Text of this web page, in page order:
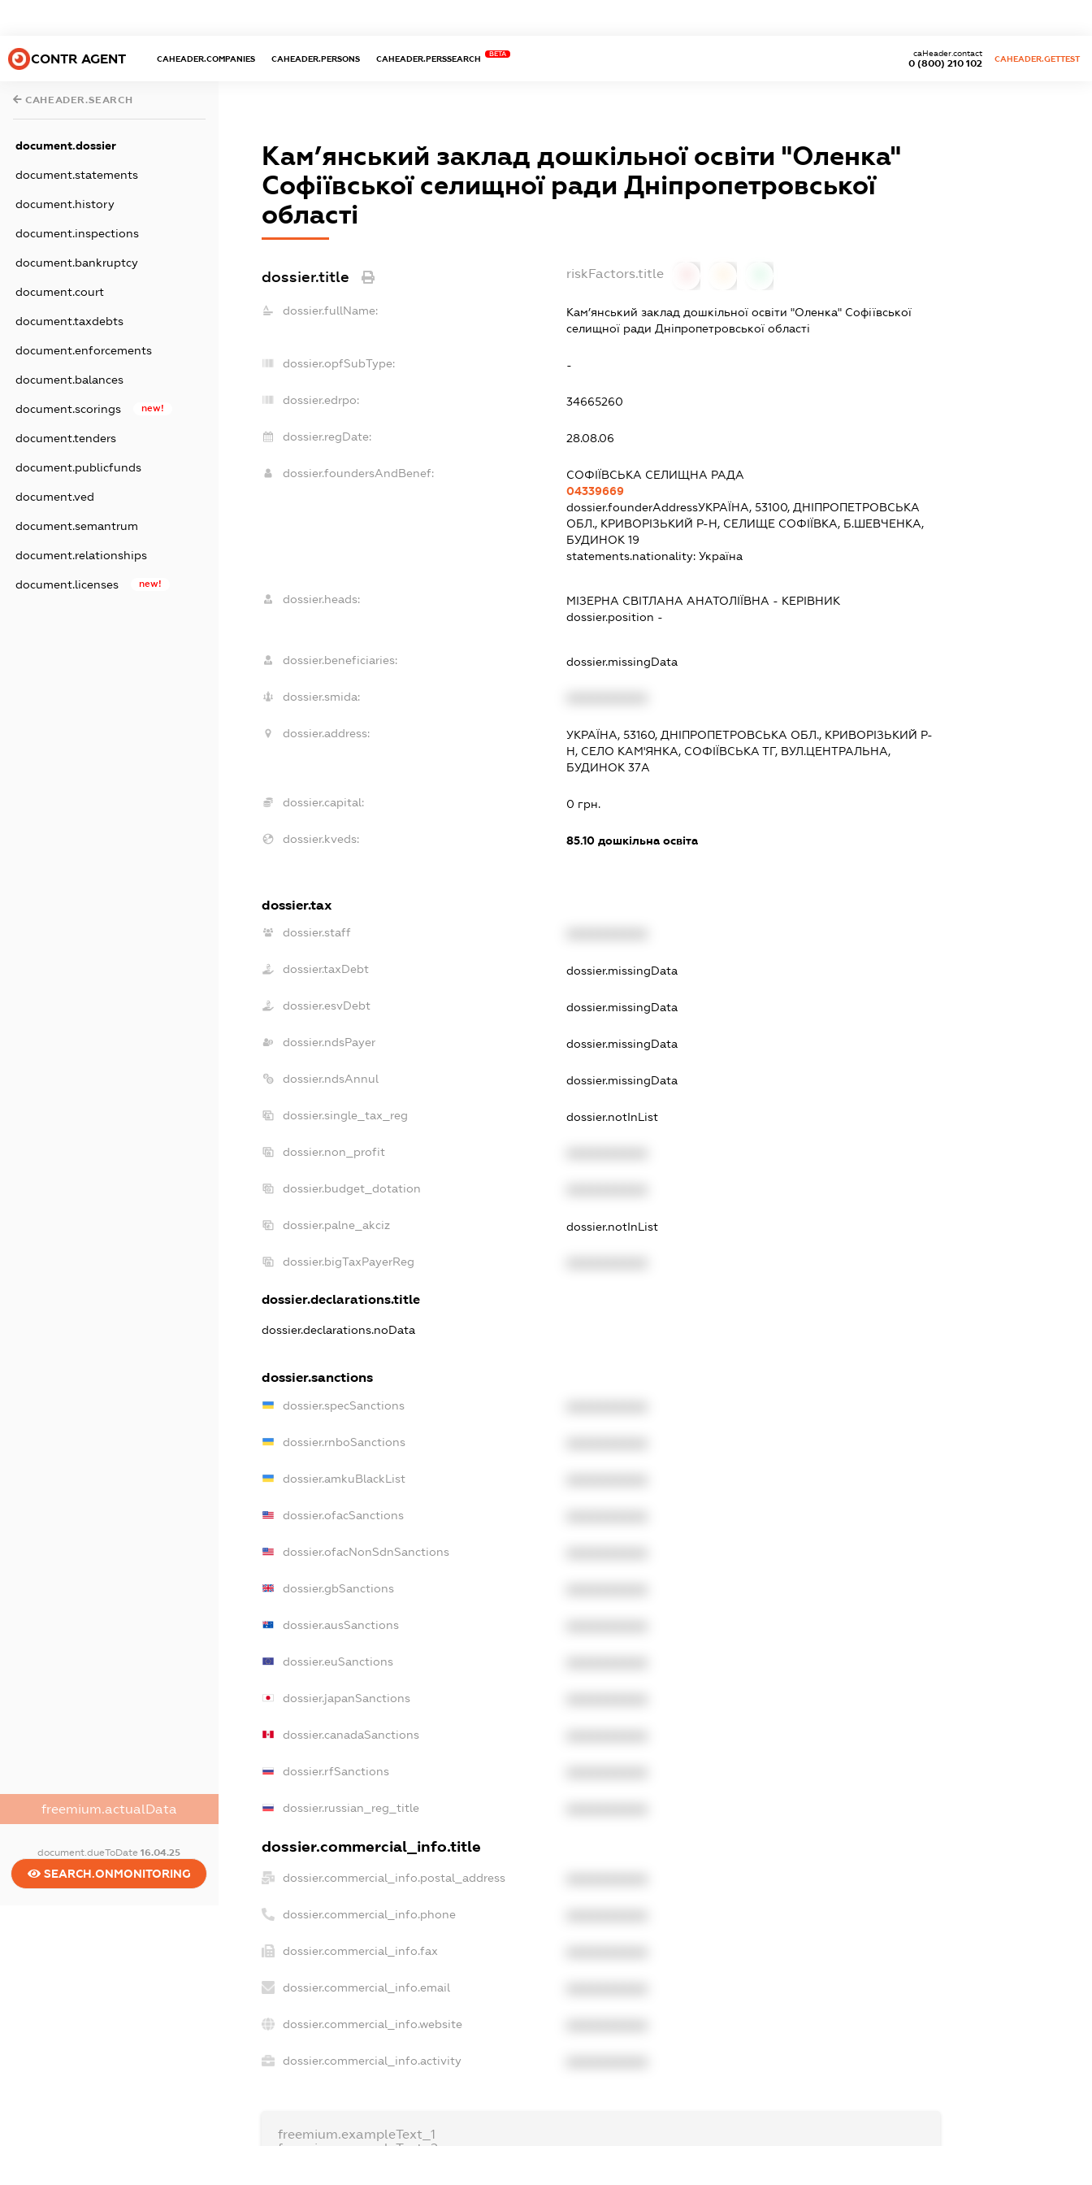
CONTR AGENT CAHEADER.COMPANIES CAHEADER.PERSONS CAHEADER.PERSSEARCH
BETA
0 (800) 210 102
caHeader.contact
CAHEADER.GETTEST
CAHEADER.SEARCH
document.dossier
document.statements
document.history
document.inspections
document.bankruptcy
document.court
document.taxdebts
document.enforcements
document.balances
document.scorings new!
document.tenders
document.publicfunds
document.ved
document.semantrum
document.relationships
document.licenses new!
freemium.actualData
document.dueToDate16.04.25
SEARCH.ONMONITORING
Кам’янський заклад дошкільної освіти "Оленка"
Софіївської селищної ради Дніпропетровської
області
dossier.title riskFactors.title
dossier.fullName:
Кам’янський заклад дошкільної освіти "Оленка" Софіївської
селищної ради Дніпропетровської області
dossier.opfSubType: -
dossier.edrpo: 34665260
dossier.regDate: 28.08.06
dossier.foundersAndBenef:
СОФІЇВСЬКА СЕЛИЩНА РАДА
04339669
dossier.founderAddressУКРАЇНА, 53100, ДНІПРОПЕТРОВСЬКА
ОБЛ., КРИВОРІЗЬКИЙ Р-Н, СЕЛИЩЕ СОФІЇВКА, Б.ШЕВЧЕНКА,
БУДИНОК 19
statements.nationality:Україна
dossier.heads: МІЗЕРНА СВІТЛАНА АНАТОЛІЇВНА - КЕРІВНИК
dossier.position -
dossier.beneficiaries: dossier.missingData
dossier.smida:
dossier.address:
УКРАЇНА, 53160, ДНІПРОПЕТРОВСЬКА ОБЛ., КРИВОРІЗЬКИЙ Р-
Н, СЕЛО КАМ'ЯНКА, СОФІЇВСЬКА ТГ, ВУЛ.ЦЕНТРАЛЬНА,
БУДИНОК 37А
dossier.capital: 0 грн.
dossier.kveds: 85.10 дошкільна освіта
dossier.tax
dossier.staff
dossier.taxDebt dossier.missingData
dossier.esvDebt dossier.missingData
dossier.ndsPayer dossier.missingData
dossier.ndsAnnul dossier.missingData
dossier.single_tax_reg dossier.notInList
dossier.non_profit
dossier.budget_dotation
dossier.palne_akciz dossier.notInList
dossier.bigTaxPayerReg
dossier.declarations.title
dossier.declarations.noData
dossier.sanctions
dossier.specSanctions
dossier.rnboSanctions
dossier.amkuBlackList
dossier.ofacSanctions
dossier.ofacNonSdnSanctions
dossier.gbSanctions
dossier.ausSanctions
dossier.euSanctions
dossier.japanSanctions
dossier.canadaSanctions
dossier.rfSanctions
dossier.russian_reg_title
dossier.commercial_info.title
dossier.commercial_info.postal_address
dossier.commercial_info.phone
dossier.commercial_info.fax
dossier.commercial_info.email
dossier.commercial_info.website
dossier.commercial_info.activity
freemium.exampleText_1
freemium.exampleText_2